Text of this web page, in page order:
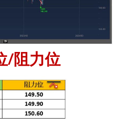
/阻力位